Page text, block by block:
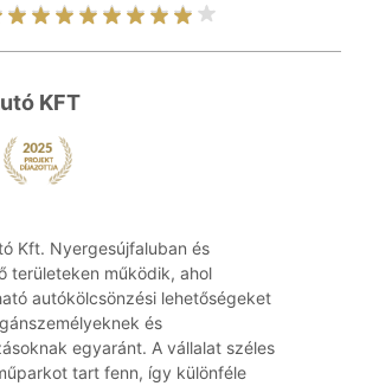
KFT
Kft. Nyergesújfaluban és
területeken működik, ahol
autókölcsönzési lehetőségeket
és
egyaránt. A vállalat széles
tart fenn, így különféle